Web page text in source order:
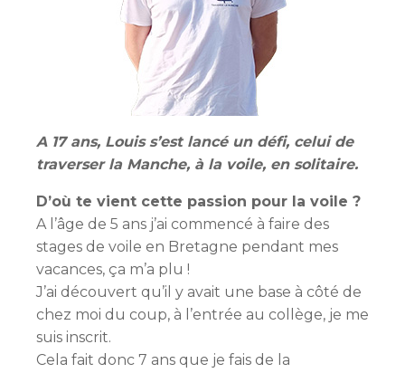
A 17 ans, Louis s’est lancé un défi, celui de
traverser la Manche, à la voile, en solitaire.
D’où te vient cette passion pour la voile ?
A l’âge de 5 ans j’ai commencé à faire des
stages de voile en Bretagne pendant mes
vacances, ça m’a plu !
J’ai découvert qu’il y avait une base à côté de
chez moi du coup, à l’entrée au collège, je me
suis inscrit.
Cela fait donc 7 ans que je fais de la